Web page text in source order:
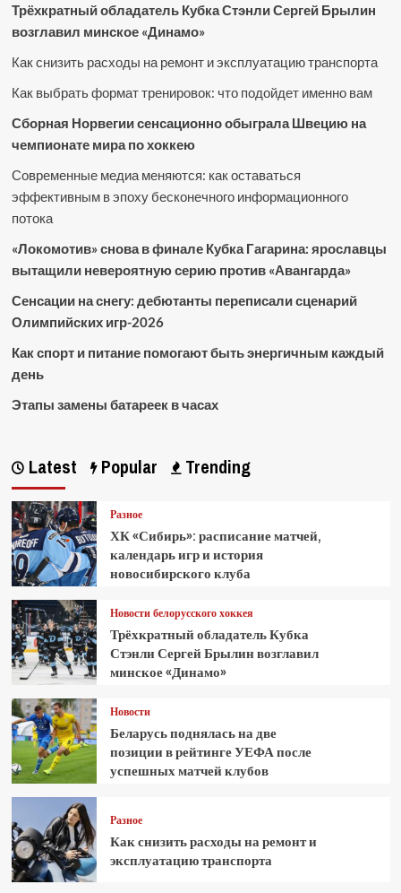
Трёхкратный обладатель Кубка Стэнли Сергей Брылин
возглавил минское «Динамо»
Как снизить расходы на ремонт и эксплуатацию транспорта
Как выбрать формат тренировок: что подойдет именно вам
Сборная Норвегии сенсационно обыграла Швецию на
чемпионате мира по хоккею
Современные медиа меняются: как оставаться
эффективным в эпоху бесконечного информационного
потока
«Локомотив» снова в финале Кубка Гагарина: ярославцы
вытащили невероятную серию против «Авангарда»
Сенсации на снегу: дебютанты переписали сценарий
Олимпийских игр-2026
Как спорт и питание помогают быть энергичным каждый
день
Этапы замены батареек в часах
Latest Popular Trending
Разное
ХК «Сибирь»: расписание матчей,
календарь игр и история
новосибирского клуба
Новости белорусского хоккея
Трёхкратный обладатель Кубка
Стэнли Сергей Брылин возглавил
минское «Динамо»
Новости
Беларусь поднялась на две
позиции в рейтинге УЕФА после
успешных матчей клубов
Разное
Как снизить расходы на ремонт и
эксплуатацию транспорта